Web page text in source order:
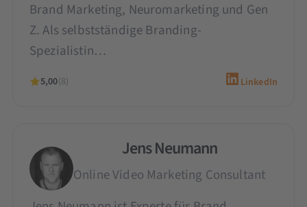
Brand Marketing, Neuromarketing und Gen
Z. Als selbstständige Branding-
Spezialistin…
5,00(8) LinkedIn
Jens Neumann
Online Video Marketing Consultant